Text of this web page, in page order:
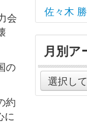
会
の
約
に
佐々木
月別ア
選択し